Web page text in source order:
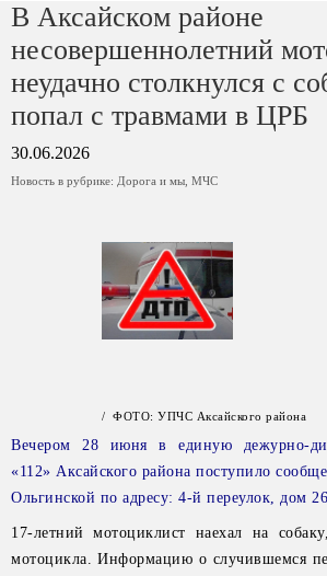
В Аксайском районе
несовершеннолетний
неудачно столкнулся с
попал с травмами в ЦРБ
30.06.2026
Новость в рубрике: Дорога и мы МЧС
/ ФОТО: УПЧС Аксайского района
Вечером 28 июня в единую дежурно-
«112» Аксайского района поступило
Ольгинской по адресу: 4-й переулок, дом
17-летний мотоциклист наехал на
мотоцикла. Информацию о случившемся